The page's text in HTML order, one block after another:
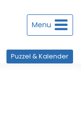
Menu
Puzzel & Kalender